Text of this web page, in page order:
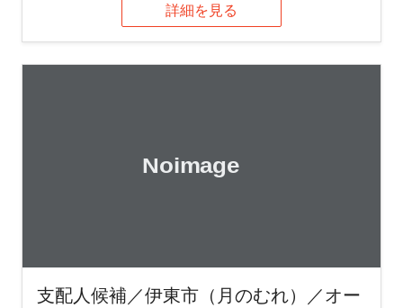
詳細を見る
支配人候補／伊東市（月のむれ）／オー